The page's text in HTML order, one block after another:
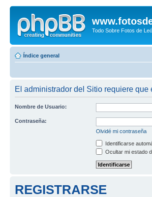
Todo Sobre Fotos de
Índice general
El administrador del Sitio requiere
Nombre de Usuario:
Contraseña:
Olvidé mi contraseña
Identificarse
Ocultar mi estado
REGISTRARSE